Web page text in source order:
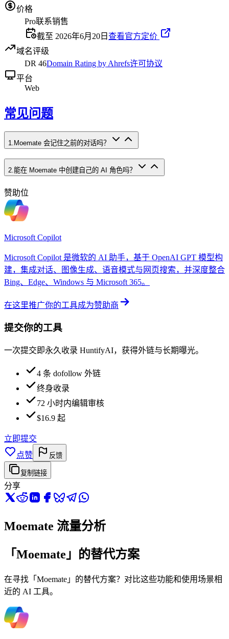
价格
Pro联系销售
截至 2026年6月20日 查看官方定价
域名评级
DR 46Domain Rating by Ahrefs许可协议
平台
Web
常见问题
1. Moemate 会记住之前的对话吗？
2 能在 Moemate 中创建自己的 AI 角色吗？
赞助位
Microsoft Copilot
Microsoft Copilot 是微软的 AI 助手，基于 OpenAI GPT 模型构
建，集成对话、图像生成、语音模式与网页搜索，并深度整合
Bing、Edge、Windows 与 Microsoft 365。
在这里推广你的工具成为赞助商
提交你的工具
一次提交即永久收录 HuntifyAI，获得外链与长期曝光。
4 条 dofollow 外链
终身收录
72 小时内编辑审核
$16.9 起
立即提交
点赞
反馈
复制链接
分享
Moemate 流量分析
「Moemate」的替代方案
在寻找「Moemate」的替代方案？对比这些功能和使用场景相
近的 AI 工具。